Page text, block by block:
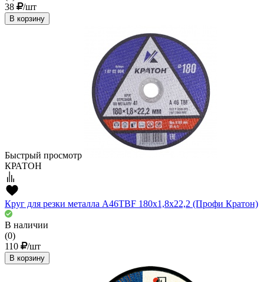
38
/шт
В корзину
Быстрый просмотр
КРАТОН
Круг для резки металла A46TBF 180х1,8х22,2 (Профи Кратон)
В наличии
(0)
110
/шт
В корзину